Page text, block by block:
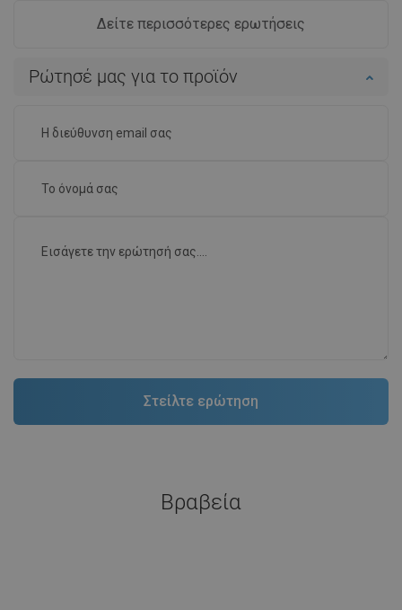
Δείτε περισσότερες ερωτήσεις
Ρώτησέ μας για το προϊόν
Βραβεία